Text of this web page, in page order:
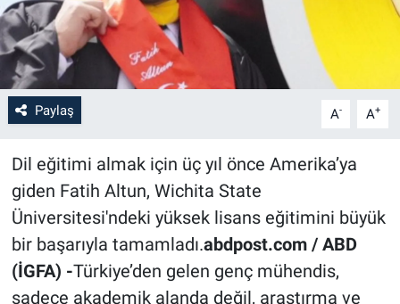
Paylaş A- A+
Dil eğitimi almak için üç yıl önce Amerika’ya
giden Fatih Altun, Wichita State
Üniversitesi'ndeki yüksek lisans eğitimini büyük
bir başarıyla tamamladı.abdpost.com / ABD
(İGFA) -Türkiye’den gelen genç mühendis,
sadece akademik alanda değil, araştırma ve